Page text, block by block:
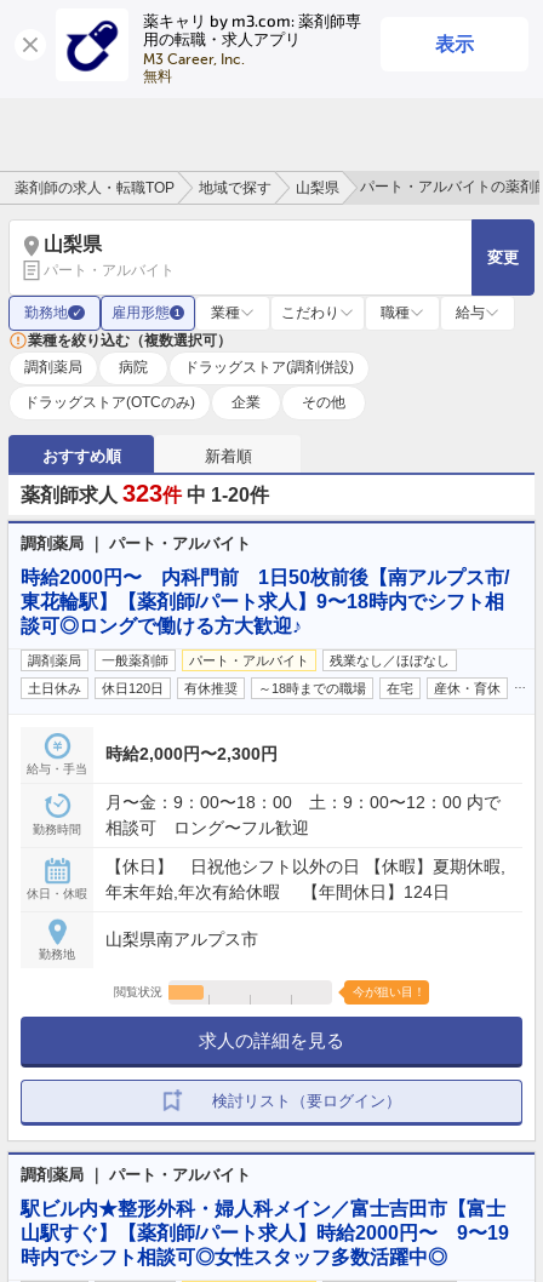
薬キャリ by m3.com: 薬剤師専
用の転職・求人アプリ
M3 Career, Inc.
無料
表示
ログイン
薬剤師の求人・転職TOP 地域で探す 山梨県 パート・アルバイトの薬剤
山梨県
パート・アルバイト
変更
勤務地 ✓ 雇用形態 1 業種 こだわり 職種
給与
業種を絞り込む（複数選択可）
調剤薬局
病院 ドラッグストア(調剤併設)
ドラッグストア(OTCのみ) 企業 その他
おすすめ順 新着順
薬剤師求人 323件 中 1-20件
調剤薬局 ｜ パート・アルバイト
時給2000円〜 内科門前 1日50枚前後【南アルプス市/
東花輪駅】【薬剤師/パート求人】9〜18時内でシフト相
談可◎ロングで働ける方大歓迎♪
調剤薬局 一般薬剤師 パート・アルバイト
残業なし／ほぼなし
土日休み
休日120日 有休推奨 ～18時までの職場 在宅 産休・育休
給与・手当
時給2,000円〜2,300円
勤務時間
月〜金：9：00〜18：00 土：9：00〜12：00 内で
相談可 ロング〜フル歓迎
休日・休暇
【休日】 日祝他シフト以外の日 【休暇】夏期休暇,
年末年始,年次有給休暇 【年間休日】124日
勤務地
山梨県南アルプス市
閲覧状況 今が狙い目！
求人の詳細を見る
検討リスト（要ログイン）
調剤薬局 ｜ パート・アルバイト
駅ビル内★整形外科・婦人科メイン／富士吉田市【富士
山駅すぐ】【薬剤師/パート求人】時給2000円〜 9〜19
時内でシフト相談可◎女性スタッフ多数活躍中◎